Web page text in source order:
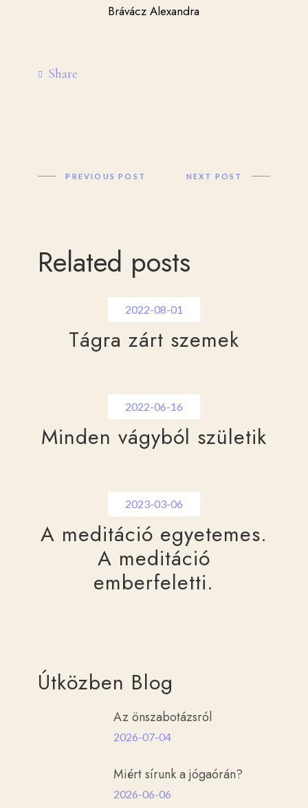
Brávácz Alexandra
Share
PREVIOUS POST NEXT POST
Related posts
2022-08-01
Tágra zárt szemek
2022-06-16
Minden vágyból születik
2023-03-06
A meditáció egyetemes.
A meditáció
emberfeletti.
Útközben Blog
Az önszabotázsról
2026-07-04
Miért sírunk a jógaórán?
2026-06-06